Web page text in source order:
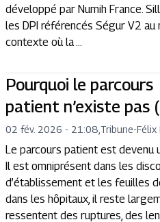
développé par Numih France.
les DPI référencés Ségur V2 au
contexte où la ...
Pourquoi le parcours
patient n’existe pas
02 fév. 2026 - 21:08 Tribune-Félix
Le parcours patient est devenu
Il est omniprésent dans les
d’établissement et les feuilles
dans les hôpitaux, il reste
ressentent des ruptures, des